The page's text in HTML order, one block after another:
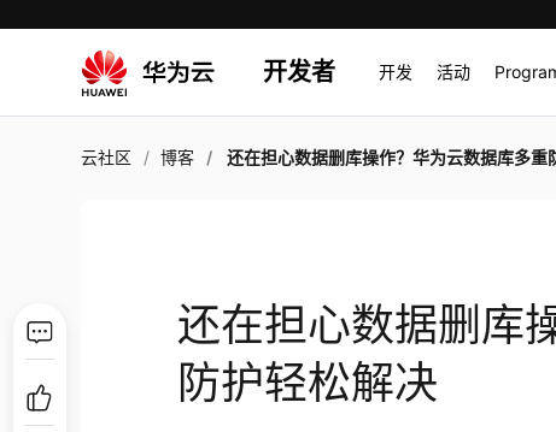
开发者 开发 活动
云社区 博客 还在担心数据删库操作？华为云数据库多重防护轻松解
还在担心数据删库
防护轻松解决